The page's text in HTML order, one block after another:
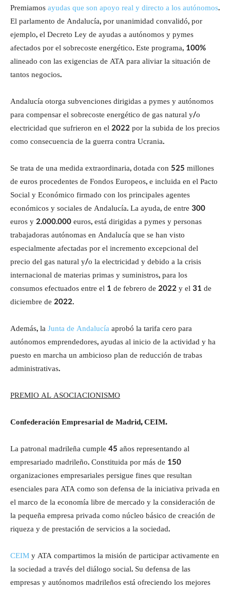
Premiamosayudas que sonapoyo real y directo a los autónomos.
El parlamento de Andalucía, por unanimidad convalidó, por
ejemplo, el Decreto Ley de ayudas a autónomos y pymes
afectados por el sobrecoste energético. Este programa, 100%
alineado con las exigencias de ATA para aliviar la situación de
tantos negocios.
Andalucía otorga subvenciones dirigidas a pymes y autónomos
para compensar el sobrecoste energético de gas natural y/o
electricidad que sufrieron en el 2022 por la subida de los precios
como consecuencia de la guerra contra Ucrania.
Se trata de una medida extraordinaria, dotada con 525 millones
de euros procedentes de Fondos Europeos, e incluida en el Pacto
Social y Económico firmado con los principales agentes
económicos y sociales de Andalucía. La ayuda, de entre 300
euros y 2.000.000 euros, está dirigidas a pymes y personas
trabajadoras autónomas en Andalucía que se han visto
especialmente afectadas por el incremento excepcional del
precio del gas natural y/o la electricidad y debido a la crisis
internacional de materias primas y suministros, para los
consumos efectuados entre el 1 de febrero de 2022 y el 31 de
diciembre de 2022.
Además, laJunta de Andalucíaaprobó la tarifa cero para
autónomos emprendedores, ayudas al inicio de la actividad y ha
puesto en marcha un ambicioso plan de reducción de trabas
administrativas.
PREMIO AL ASOCIACIONISMO
Confederación Empresarial de Madrid, CEIM.
La patronal madrileña cumple 45 años representando al
empresariado madrileño. Constituida por más de 150
organizaciones empresariales persigue fines que resultan
esenciales para ATA como son defensa de la iniciativa privada en
el marco de la economía libre de mercado y la consideración de
la pequeña empresa privada como núcleo básico de creación de
riqueza y de prestación de servicios a la sociedad.
CEIMy ATA compartimos la misión de participar activamente en
la sociedad a través del diálogo social. Su defensa de las
empresas y autónomos madrileños está ofreciendo los mejores